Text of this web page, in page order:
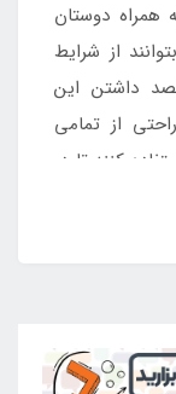
دوستان
از شرایط
داشتن این
از تمامی
کنند تا در
اوقات
کرد. برخی
نیز در داخل